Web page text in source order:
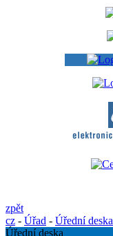
zpět
cz - Úřad - Úřední deska
Úřední deska